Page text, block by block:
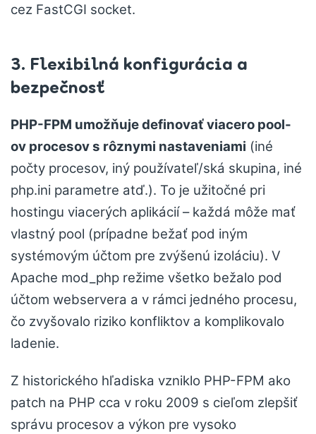
cez FastCGI socket.
3. Flexibilná konfigurácia a
bezpečnosť
PHP-FPM umožňuje definovať viacero pool-
ov procesov s rôznymi nastaveniami (iné
počty procesov, iný používateľ/ská skupina, iné
php.ini parametre atď.). To je užitočné pri
hostingu viacerých aplikácií – každá môže mať
vlastný pool (prípadne bežať pod iným
systémovým účtom pre zvýšenú izoláciu). V
Apache mod_php režime všetko bežalo pod
účtom webservera a v rámci jedného procesu,
čo zvyšovalo riziko konfliktov a komplikovalo
ladenie.
Z historického hľadiska vzniklo PHP-FPM ako
patch na PHP cca v roku 2009 s cieľom zlepšiť
správu procesov a výkon pre vysoko